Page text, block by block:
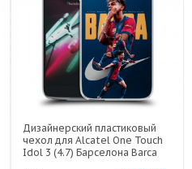
Дизайнерский пластиковый
чехол для Alcatel One Touch
Idol 3 (4.7) Барселона Barca